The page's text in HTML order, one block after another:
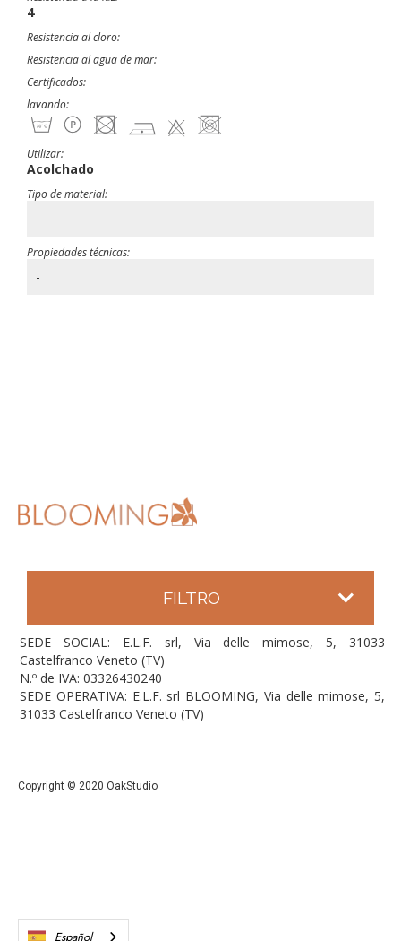
4
Resistencia al cloro:
Resistencia al agua de mar:
Certificados:
lavando:
Utilizar:
Acolchado
Tipo de material:
-
Propiedades técnicas:
-
FILTRO
SEDE SOCIAL: E.L.F. srl, Via delle mimose, 5, 31033
Castelfranco Veneto (TV)
N.º de IVA: 03326430240
SEDE OPERATIVA: E.L.F. srl BLOOMING, Via delle mimose, 5,
31033 Castelfranco Veneto (TV)
Copyright © 2020 OakStudio
Español